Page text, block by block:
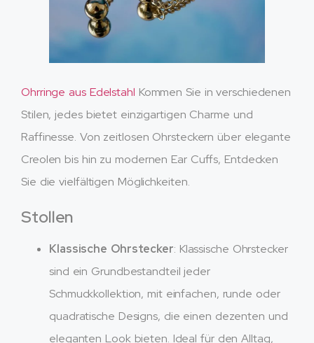
Ohrringe aus Edelstahl Kommen Sie in verschiedenen
Stilen, jedes bietet einzigartigen Charme und
Raffinesse. Von zeitlosen Ohrsteckern über elegante
Creolen bis hin zu modernen Ear Cuffs, Entdecken
Sie die vielfältigen Möglichkeiten.
Stollen
Klassische Ohrstecker: Klassische Ohrstecker
sind ein Grundbestandteil jeder
Schmuckkollektion, mit einfachen, runde oder
quadratische Designs, die einen dezenten und
eleganten Look bieten. Ideal für den Alltag,